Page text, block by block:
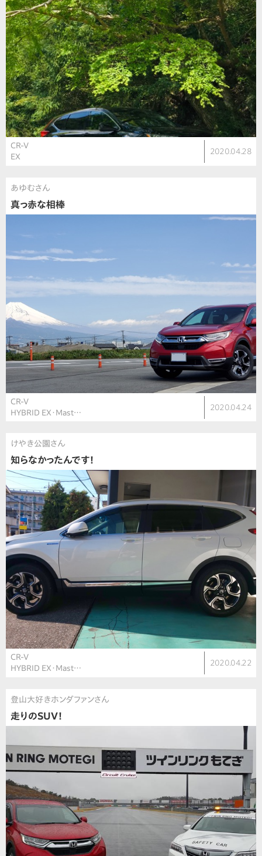
CR-V
EX
2020.04.28
あゆむさん
真っ赤な相棒
CR-V
HYBRID EX・Mast…
2020.04.24
けやき公園さん
知らなかったんです！
CR-V
HYBRID EX・Mast…
2020.04.22
登山大好きホンダファンさん
走りのSUV！